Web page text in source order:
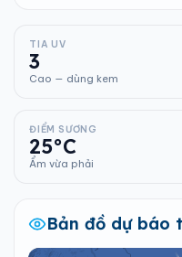
TIA UV
3
Cao — dùng kem
ĐIỂM SƯƠNG
25°C
Ẩm vừa phải
Bản đồ dự báo